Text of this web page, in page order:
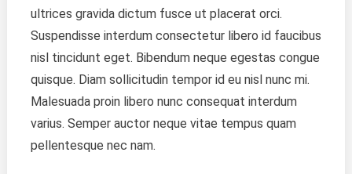
ultrices gravida dictum fusce ut placerat orci.
Suspendisse interdum consectetur libero id faucibus
nisl tincidunt eget. Bibendum neque egestas congue
quisque. Diam sollicitudin tempor id eu nisl nunc mi.
Malesuada proin libero nunc consequat interdum
varius. Semper auctor neque vitae tempus quam
pellentesque nec nam.